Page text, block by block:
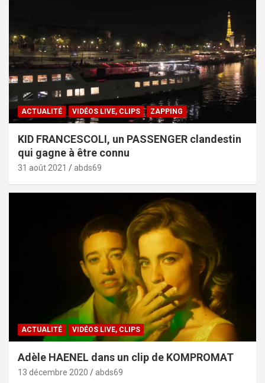
ACTUALITÉ VIDÉOS LIVE, CLIPS ZAPPING
KID FRANCESCOLI, un PASSENGER clandestin
qui gagne à être connu
31 août 2021 abds69
ACTUALITÉ VIDÉOS LIVE, CLIPS
Adèle HAENEL dans un clip de KOMPROMAT
13 décembre 2020 abds69